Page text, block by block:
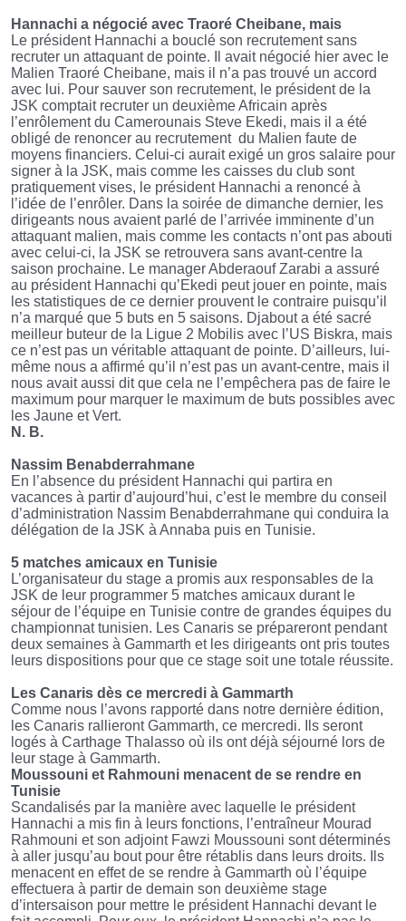
Hannachi a négocié avec Traoré Cheibane, mais
Le président Hannachi a bouclé son recrutement sans
recruter un attaquant de pointe. Il avait négocié hier avec le
Malien Traoré Cheibane, mais il n’a pas trouvé un accord
avec lui. Pour sauver son recrutement, le président de la
JSK comptait recruter un deuxième Africain après
l’enrôlement du Camerounais Steve Ekedi, mais il a été
obligé de renoncer au recrutement du Malien faute de
moyens financiers. Celui-ci aurait exigé un gros salaire pour
signer à la JSK, mais comme les caisses du club sont
pratiquement vises, le président Hannachi a renoncé à
l’idée de l’enrôler. Dans la soirée de dimanche dernier, les
dirigeants nous avaient parlé de l’arrivée imminente d’un
attaquant malien, mais comme les contacts n’ont pas abouti
avec celui-ci, la JSK se retrouvera sans avant-centre la
saison prochaine. Le manager Abderaouf Zarabi a assuré
au président Hannachi qu’Ekedi peut jouer en pointe, mais
les statistiques de ce dernier prouvent le contraire puisqu’il
n’a marqué que 5 buts en 5 saisons. Djabout a été sacré
meilleur buteur de la Ligue 2 Mobilis avec l’US Biskra, mais
ce n’est pas un véritable attaquant de pointe. D’ailleurs, lui-
même nous a affirmé qu’il n’est pas un avant-centre, mais il
nous avait aussi dit que cela ne l’empêchera pas de faire le
maximum pour marquer le maximum de buts possibles avec
les Jaune et Vert.
N. B.
Nassim Benabderrahmane
En l’absence du président Hannachi qui partira en
vacances à partir d’aujourd’hui, c’est le membre du conseil
d’administration Nassim Benabderrahmane qui conduira la
délégation de la JSK à Annaba puis en Tunisie.
5 matches amicaux en Tunisie
L’organisateur du stage a promis aux responsables de la
JSK de leur programmer 5 matches amicaux durant le
séjour de l’équipe en Tunisie contre de grandes équipes du
championnat tunisien. Les Canaris se prépareront pendant
deux semaines à Gammarth et les dirigeants ont pris toutes
leurs dispositions pour que ce stage soit une totale réussite.
Les Canaris dès ce mercredi à Gammarth
Comme nous l’avons rapporté dans notre dernière édition,
les Canaris rallieront Gammarth, ce mercredi. Ils seront
logés à Carthage Thalasso où ils ont déjà séjourné lors de
leur stage à Gammarth.
Moussouni et Rahmouni menacent de se rendre en
Tunisie
Scandalisés par la manière avec laquelle le président
Hannachi a mis fin à leurs fonctions, l’entraîneur Mourad
Rahmouni et son adjoint Fawzi Moussouni sont déterminés
à aller jusqu’au bout pour être rétablis dans leurs droits. Ils
menacent en effet de se rendre à Gammarth où l’équipe
effectuera à partir de demain son deuxième stage
d’intersaison pour mettre le président Hannachi devant le